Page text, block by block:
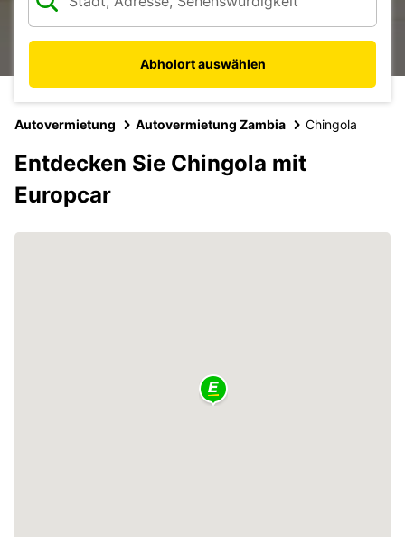
Abholort auswählen
Autovermietung Autovermietung Zambia Chingola
Entdecken Sie Chingola mit
Europcar